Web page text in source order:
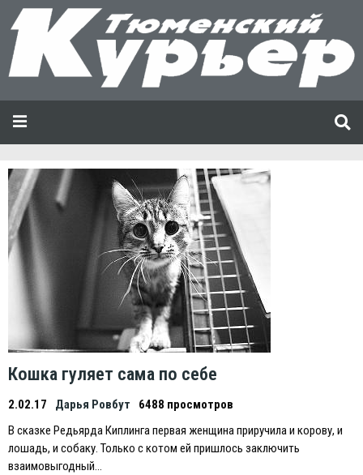
Кошка гуляет сама по себе
2.02.17 Дарья Ровбут
6488 просмотров
В сказке Редьярда Киплинга первая женщина приручила и корову, и
лошадь, и собаку. Только с котом ей пришлось заключить
взаимовыгодный…